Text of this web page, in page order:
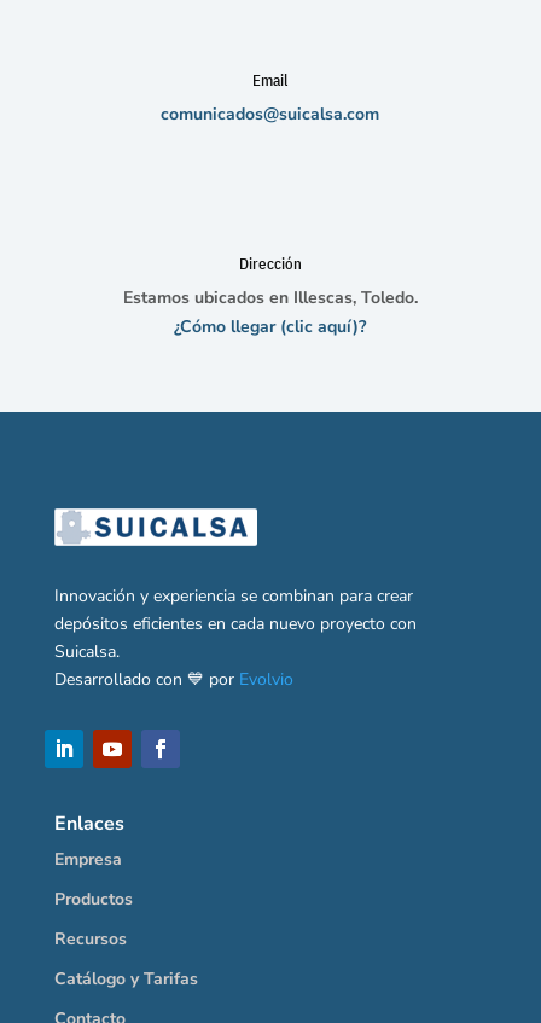
Email
comunicados@suicalsa.com
Dirección
Estamos ubicados en Illescas, Toledo.
¿Cómo llegar (clic aquí)?
Innovación y experiencia se combinan para crear
depósitos eficientes en cada nuevo proyecto con
Suicalsa.
Desarrollado con 💙 por Evolvio
Enlaces
Empresa
Productos
Recursos
Catálogo y Tarifas